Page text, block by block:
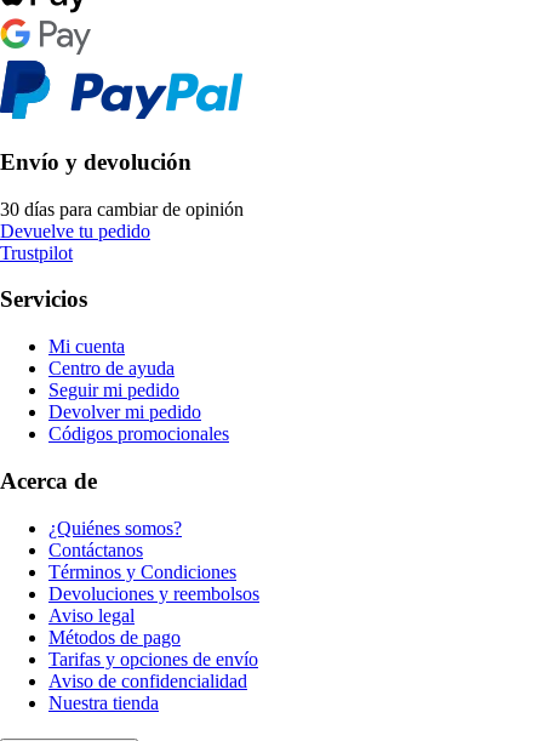
Envío y devolución
30 días para cambiar de opinión
Devuelve tu pedido
Trustpilot
Servicios
Mi cuenta
Centro de ayuda
Seguir mi pedido
Devolver mi pedido
Códigos promocionales
Acerca de
¿Quiénes somos?
Contáctanos
Términos y Condiciones
Devoluciones y reembolsos
Aviso legal
Métodos de pago
Tarifas y opciones de envío
Aviso de confidencialidad
Nuestra tienda